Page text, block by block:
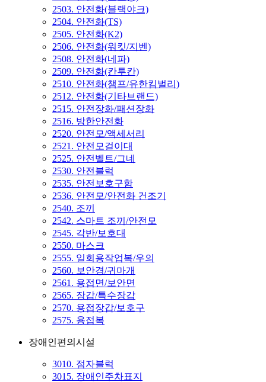
2503. 안전화(블랙야크)
2504. 안전화(TS)
2505. 안전화(K2)
2506. 안전화(워킷/지벤)
2508. 안전화(네파)
2509. 안전화(칸투칸)
2510. 안전화(챔프/유한킴벌리)
2512. 안전화(기타브랜드)
2515. 안전장화/패션장화
2516. 방한안전화
2520. 안전모/액세서리
2521. 안전모걸이대
2525. 안전벨트/그네
2530. 안전블럭
2535. 안전보호구함
2536. 안전모/안전화 건조기
2540. 조끼
2542. 스마트 조끼/안전모
2545. 각반/보호대
2550. 마스크
2555. 일회용작업복/우의
2560. 보안경/귀마개
2561. 용접면/보안면
2565. 장갑/특수장갑
2570. 용접장갑/보호구
2575. 용접복
장애인편의시설
3010. 점자블럭
3015. 장애인주차표지